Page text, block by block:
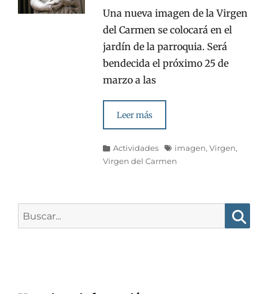
Una nueva imagen de la Virgen
del Carmen se colocará en el
jardín de la parroquia. Será
bendecida el próximo 25 de
marzo a las
Leer más
Categorías
Actividades Etiquetas
imagen,Virgen,
Virgen del Carmen